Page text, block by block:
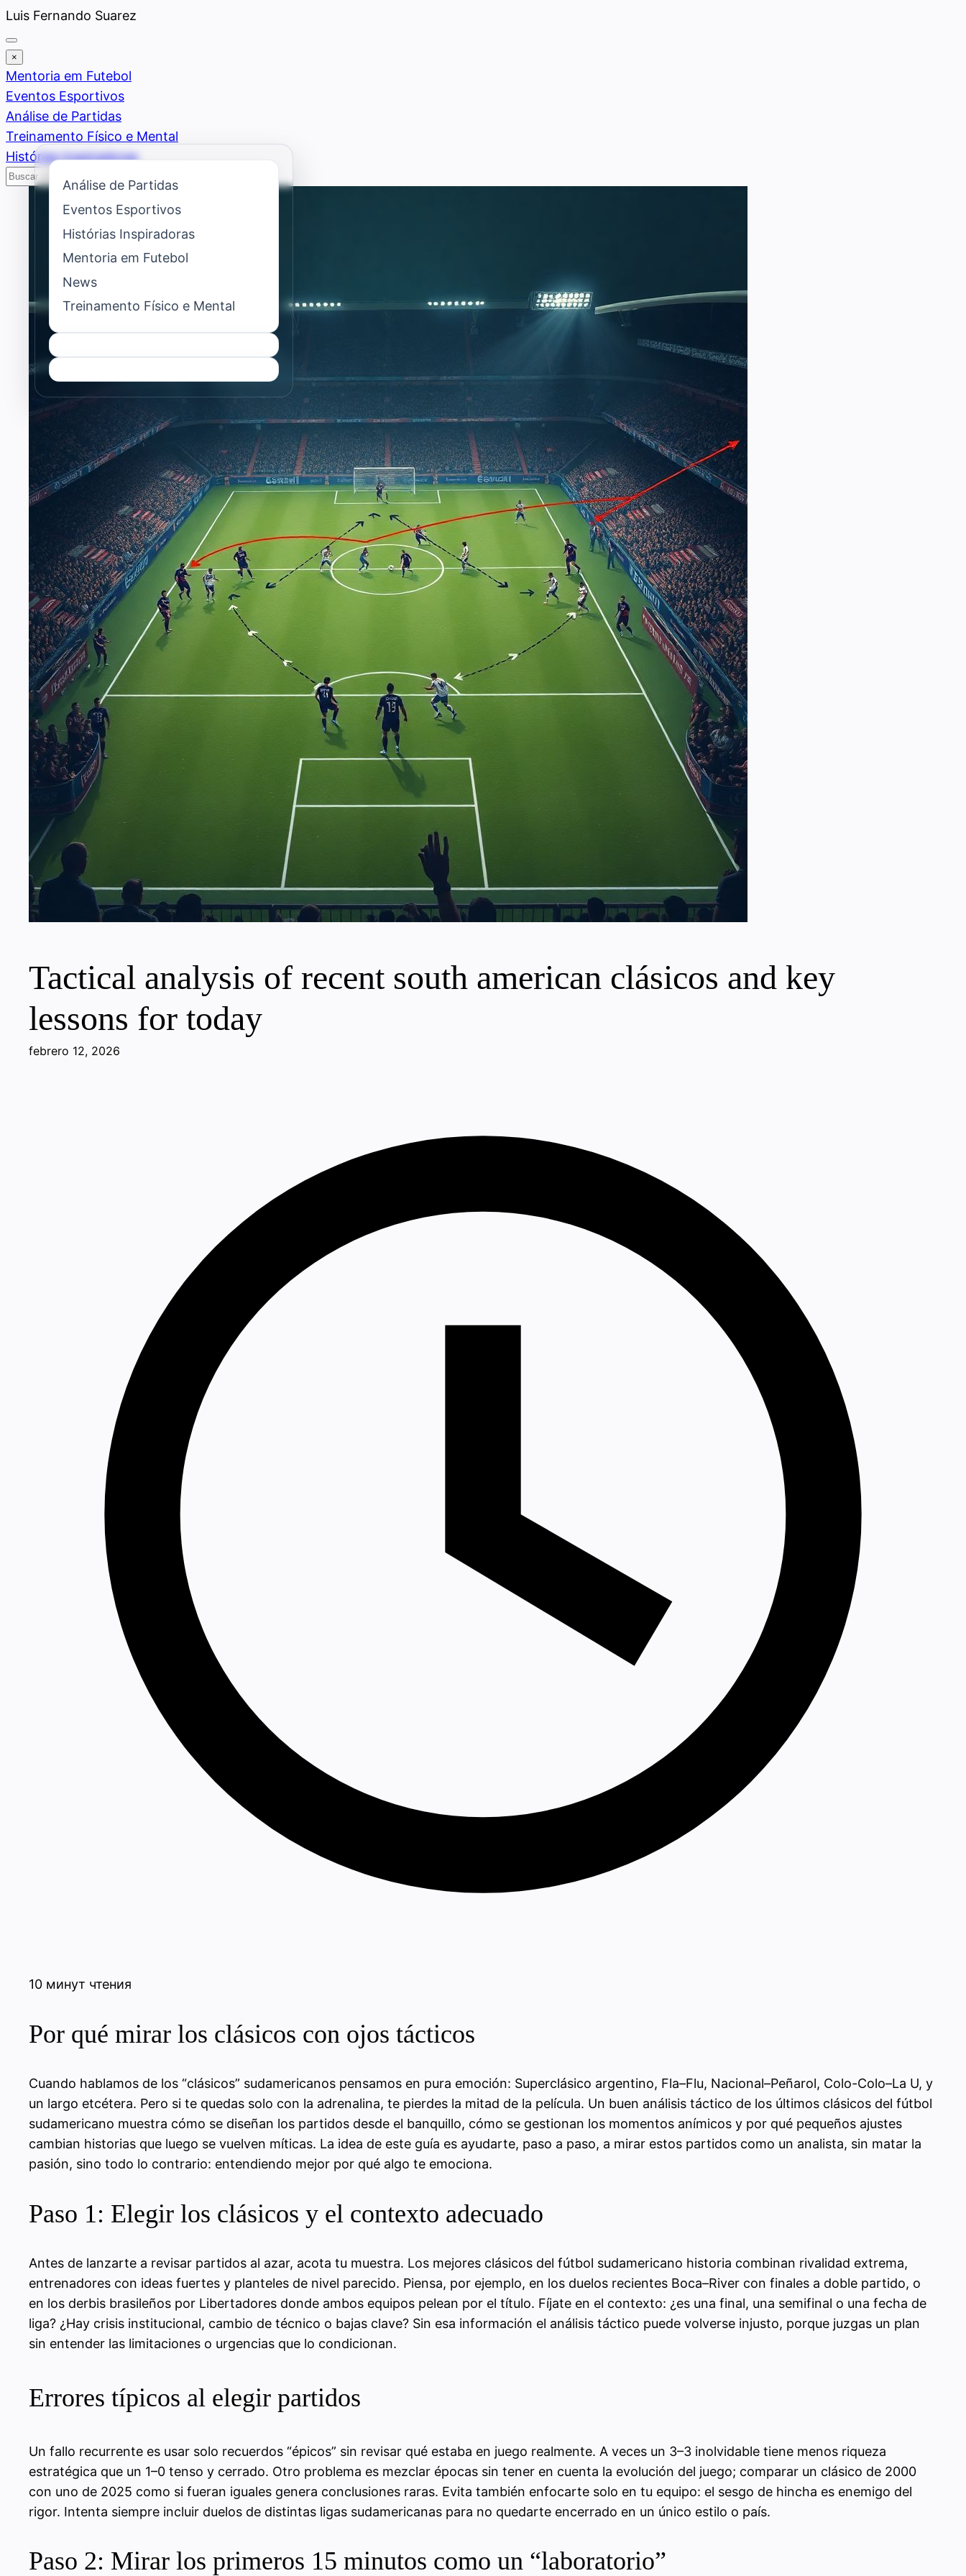
Saltar
al
contenido
Luis Fernando Suarez
×
Mentoria em Futebol
Eventos Esportivos
Análise de Partidas
Treinamento Físico e Mental
Histórias Inspiradoras
Buscar
Tactical analysis of recent south american clásicos and key
lessons for today
febrero 12, 2026
10 минут чтения
Por qué mirar los clásicos con ojos tácticos
Cuando hablamos de los “clásicos” sudamericanos pensamos en pura emoción: Superclásico argentino, Fla–Flu, Nacional–Peñarol, Colo-Colo–La U, y
un largo etcétera. Pero si te quedas solo con la adrenalina, te pierdes la mitad de la película. Un buen análisis táctico de los últimos clásicos del fútbol
sudamericano muestra cómo se diseñan los partidos desde el banquillo, cómo se gestionan los momentos anímicos y por qué pequeños ajustes
cambian historias que luego se vuelven míticas. La idea de este guía es ayudarte, paso a paso, a mirar estos partidos como un analista, sin matar la
pasión, sino todo lo contrario: entendiendo mejor por qué algo te emociona.
Paso 1: Elegir los clásicos y el contexto adecuado
Antes de lanzarte a revisar partidos al azar, acota tu muestra. Los mejores clásicos del fútbol sudamericano historia combinan rivalidad extrema,
entrenadores con ideas fuertes y planteles de nivel parecido. Piensa, por ejemplo, en los duelos recientes Boca–River con finales a doble partido, o
en los derbis brasileños por Libertadores donde ambos equipos pelean por el título. Fíjate en el contexto: ¿es una final, una semifinal o una fecha de
liga? ¿Hay crisis institucional, cambio de técnico o bajas clave? Sin esa información el análisis táctico puede volverse injusto, porque juzgas un plan
sin entender las limitaciones o urgencias que lo condicionan.
Errores típicos al elegir partidos
Un fallo recurrente es usar solo recuerdos “épicos” sin revisar qué estaba en juego realmente. A veces un 3–3 inolvidable tiene menos riqueza
estratégica que un 1–0 tenso y cerrado. Otro problema es mezclar épocas sin tener en cuenta la evolución del juego; comparar un clásico de 2000
con uno de 2025 como si fueran iguales genera conclusiones raras. Evita también enfocarte solo en tu equipo: el sesgo de hincha es enemigo del
rigor. Intenta siempre incluir duelos de distintas ligas sudamericanas para no quedarte encerrado en un único estilo o país.
Paso 2: Mirar los primeros 15 minutos como un “laboratorio”
Análise de Partidas
Eventos Esportivos
Histórias Inspiradoras
Mentoria em Futebol
News
Treinamento Físico e Mental